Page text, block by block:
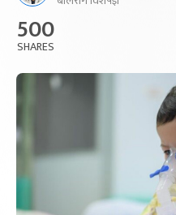
500
SHARES